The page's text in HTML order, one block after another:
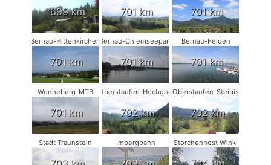
699 km 701 km 701 km
Bernau-Hittenkirchen
701 km
Bernau-Chiemseepark
701 km
Bernau-Felden
701 km
Wonneberg-MTB
701 km
Oberstaufen-Hochgrat
702 km
Oberstaufen-Steibis
702 km
Stadt Traunstein Imbergbahn Storchennest Winkl